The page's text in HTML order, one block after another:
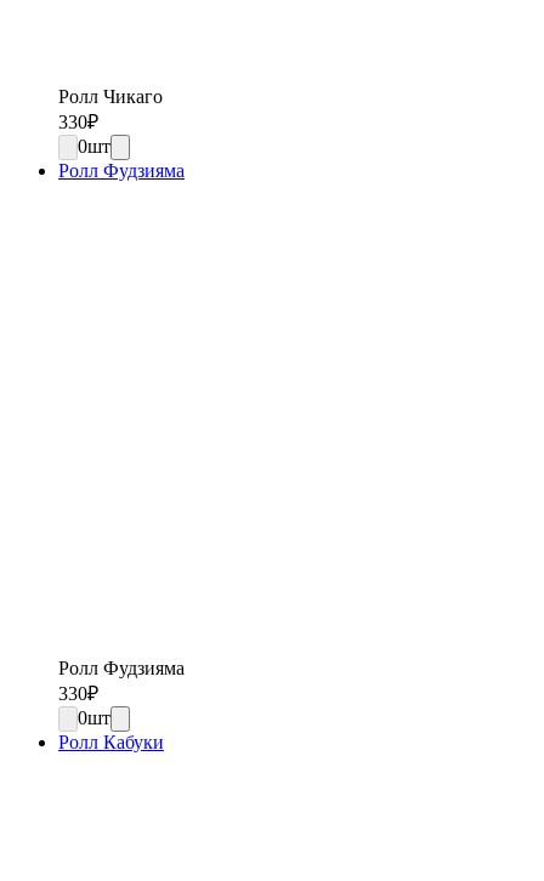
Ролл Чикаго
330₽
0шт
Ролл Фудзияма
Ролл Фудзияма
330₽
0шт
Ролл Кабуки